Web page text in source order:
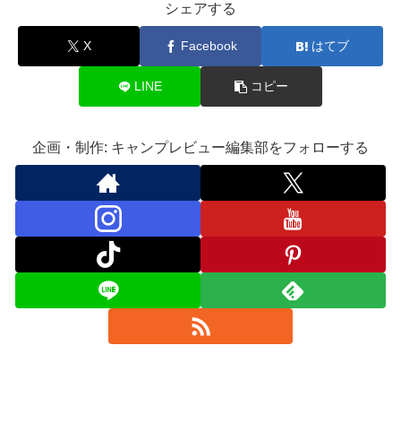
シェアする
X Facebook はてブ
LINE コピー
企画・制作: キャンプレビュー編集部をフォローする